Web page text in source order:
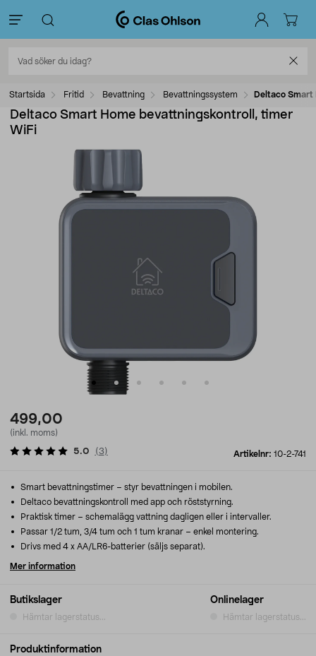
Startsida Fritid Bevattning Bevattningssystem Deltaco Smart
Deltaco Smart Home bevattningskontroll, timer
WiFi
499,00
(inkl. moms)
Artikelnr: 10-2-741
5.0 (3)
Butikslager
Hämtar lagerstatus...
Onlinelager
Hämtar lagerstatus...
Smart bevattningstimer – styr bevattningen i mobilen.
Deltaco bevattningskontroll med app och röststyrning.
Praktisk timer – schemalägg vattning dagligen eller i intervaller.
Passar 1/2 tum, 3/4 tum och 1 tum kranar – enkel montering.
Drivs med 4 x AA/LR6-batterier (säljs separat).
Mer information
Produktinformation